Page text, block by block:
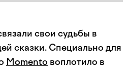
свои судьбы в
сказки. Специально для
Momento воплотило в